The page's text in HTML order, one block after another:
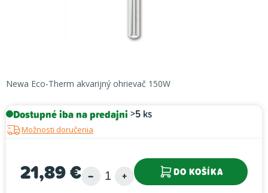
Newa Eco-Therm akvarijný ohrievač 150W
Dostupné iba na predajni >5 ks
Možnosti doručenia
21,89 € DO KOŠÍKA